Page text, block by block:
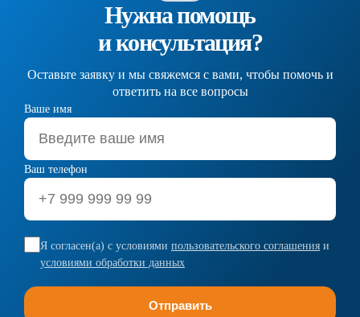
Нужна помощь
и консультация?
Оставьте заявку и мы свяжемся с вами, чтобы помочь и
ответить на все вопросы
Ваше имя
Ваш телефон
Я согласен(а) с условиями пользовательского соглашения и
условиями обработки данных